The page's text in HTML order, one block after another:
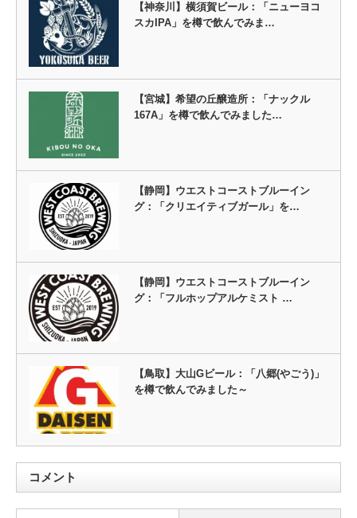
【神奈川】横須賀ビール：「ニューヨコ
スカIPA」を樽で飲んでみま…
【宮城】希望の丘醸造所：「ナックル
167A」を樽で飲んでみました…
【静岡】ウエストコーストブルーイン
グ：「クリエイティブガール」を…
【静岡】ウエストコーストブルーイン
グ：「フルホップアルケミスト …
【鳥取】大山Gビール：「八郷(やごう)」
を樽で飲んでみました～
コメント